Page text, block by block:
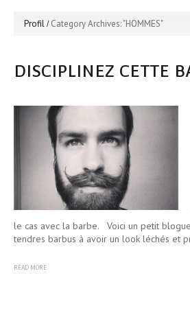
Profil Category Archives: "HOMMES"
DISCIPLINEZ CETTE
le cas avec la barbe. Voici un petit
tendres barbus à avoir un look
READ MORE